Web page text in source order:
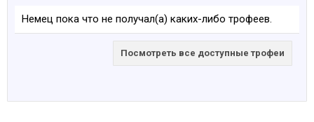
Немец пока что не получал(а) каких-либо трофеев.
Посмотреть все доступные трофеи